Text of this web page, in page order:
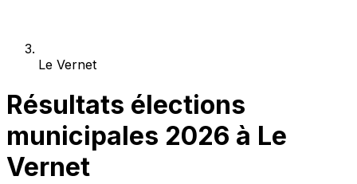
Le Vernet
Résultats élections
municipales 2026 à Le
Vernet